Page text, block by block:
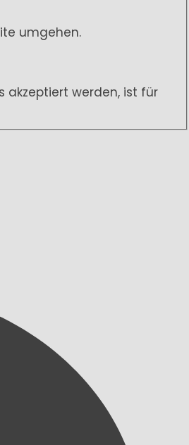
umgehen.
werden, ist für